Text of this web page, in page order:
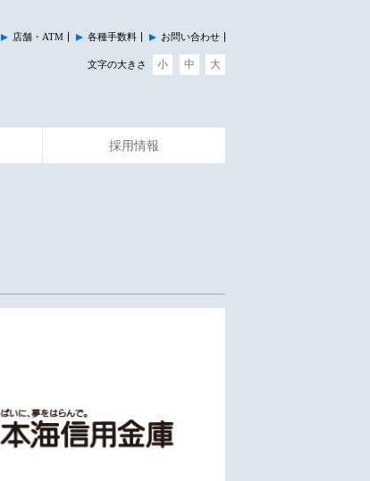
店舗・ATM 各種手数料 お問い合わせ
文字の大きさ 小 中 大
採用情報